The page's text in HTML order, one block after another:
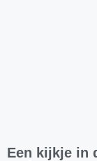
Een kijkje in